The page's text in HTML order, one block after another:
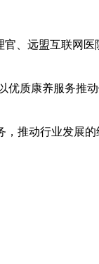
、远盟互联网
优质康养服务推
推动行业发展的